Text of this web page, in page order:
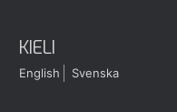
KIELI
English Svenska